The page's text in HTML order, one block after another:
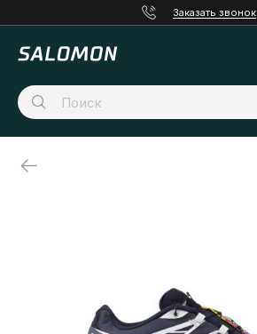
Заказать звонок